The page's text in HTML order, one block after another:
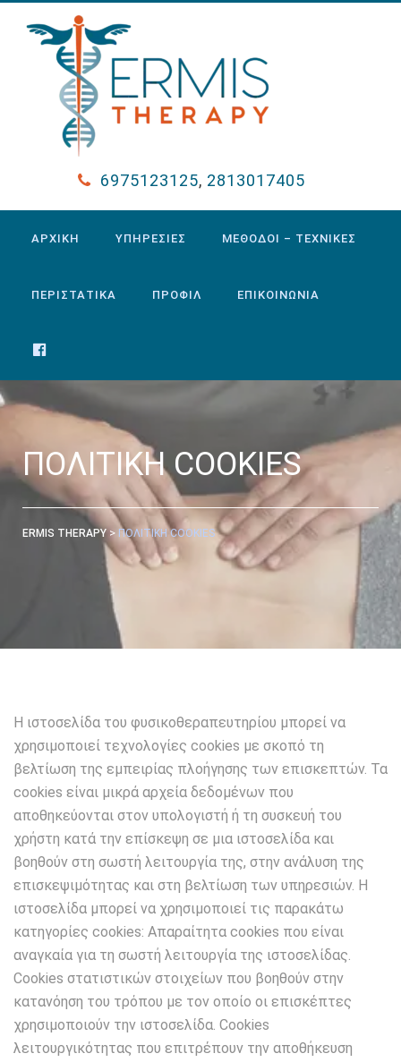
6975123125, 2813017405
ΑΡΧΙΚΗ ΥΠΗΡΕΣΙΕΣ ΜΕΘΟΔΟΙ – ΤΕΧΝΙΚΕΣ
ΠΕΡΙΣΤΑΤΙΚΑ ΠΡΟΦΙΛ ΕΠΙΚΟΙΝΩΝΙΑ
ΠΟΛΙΤΙΚΗ COOKIES
ERMIS THERAPY > ΠΟΛΙΤΙΚΗ COOKIES
Η ιστοσελίδα του φυσικοθεραπευτηρίου μπορεί να
χρησιμοποιεί τεχνολογίες cookies με σκοπό τη
βελτίωση της εμπειρίας πλοήγησης των επισκεπτών. Τα
cookies είναι μικρά αρχεία δεδομένων που
αποθηκεύονται στον υπολογιστή ή τη συσκευή του
χρήστη κατά την επίσκεψη σε μια ιστοσελίδα και
βοηθούν στη σωστή λειτουργία της, στην ανάλυση της
επισκεψιμότητας και στη βελτίωση των υπηρεσιών. Η
ιστοσελίδα μπορεί να χρησιμοποιεί τις παρακάτω
κατηγορίες cookies: Απαραίτητα cookies που είναι
αναγκαία για τη σωστή λειτουργία της ιστοσελίδας.
Cookies στατιστικών στοιχείων που βοηθούν στην
κατανόηση του τρόπου με τον οποίο οι επισκέπτες
χρησιμοποιούν την ιστοσελίδα. Cookies
λειτουργικότητας που επιτρέπουν την αποθήκευση